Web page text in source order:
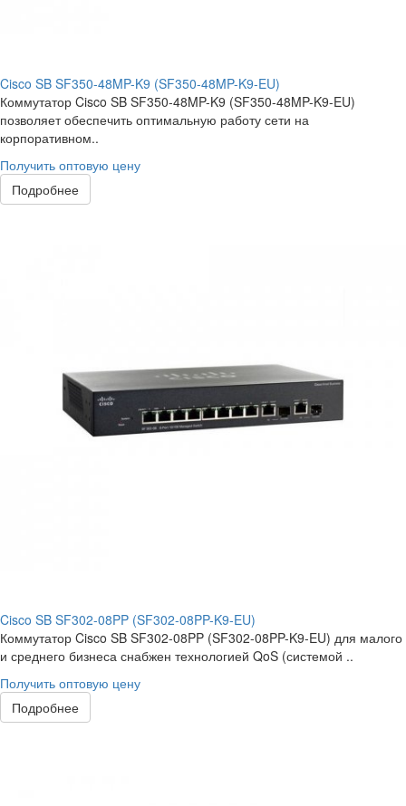
Cisco SB SF350-48MP-K9 (SF350-48MP-K9-EU)
Коммутатор Cisco SB SF350-48MP-K9 (SF350-48MP-K9-EU)
позволяет обеспечить оптимальную работу сети на
корпоративном..
Получить оптовую цену
Подробнее
Cisco SB SF302-08PP (SF302-08PP-K9-EU)
Коммутатор Cisco SB SF302-08PP (SF302-08PP-K9-EU) для малого
и среднего бизнеса снабжен технологией QoS (системой ..
Получить оптовую цену
Подробнее